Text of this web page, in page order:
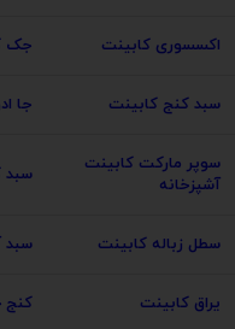
اکسسوری کابینت جک
سبد کنج کابینت جا
سوپر مارکت کابینت
آشپزخانه
سبد
سطل زباله کابینت سبد
یراق کابینت کنج